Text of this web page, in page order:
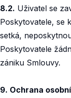
8.2. Uživatel se
Poskytovatele, se
setká,
Poskytovatele
zániku Smlouvy.
9. Ochrana